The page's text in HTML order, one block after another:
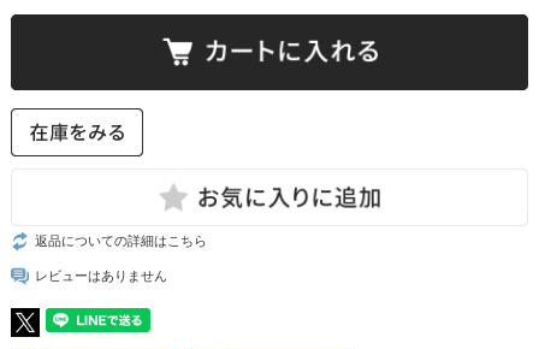
返品についての詳細はこちら
レビューはありません